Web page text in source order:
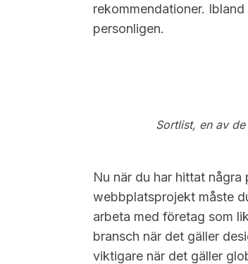
rekommendationer.
personligen.
Sortlist, en av
Nu när du har hittat
webbplatsprojekt måste
arbeta med företag som
bransch när det gäller
viktigare när det gäller